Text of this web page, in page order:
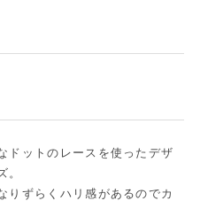
ドットのレースを使ったデザ
。
りずらくハリ感があるのでカ